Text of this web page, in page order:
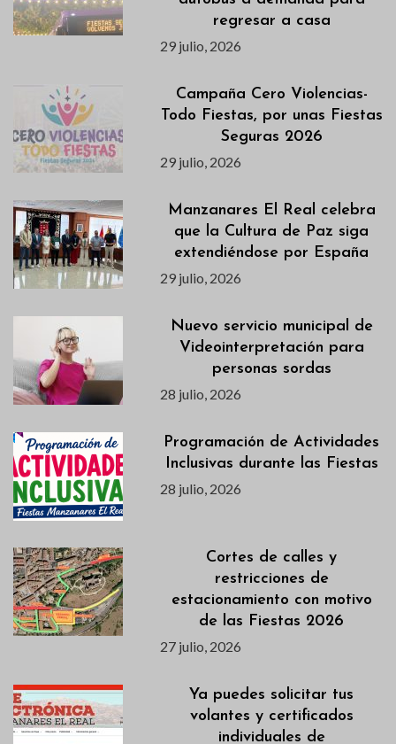
regresar a casa
29 julio, 2026
Campaña Cero Violencias-
Todo Fiestas, por unas Fiestas
Seguras 2026
29 julio, 2026
Manzanares El Real celebra
que la Cultura de Paz siga
extendiéndose por España
29 julio, 2026
Nuevo servicio municipal de
Videointerpretación para
personas sordas
28 julio, 2026
Programación de Actividades
Inclusivas durante las Fiestas
28 julio, 2026
Cortes de calles y
restricciones de
estacionamiento con motivo
de las Fiestas 2026
27 julio, 2026
Ya puedes solicitar tus
volantes y certificados
individuales de